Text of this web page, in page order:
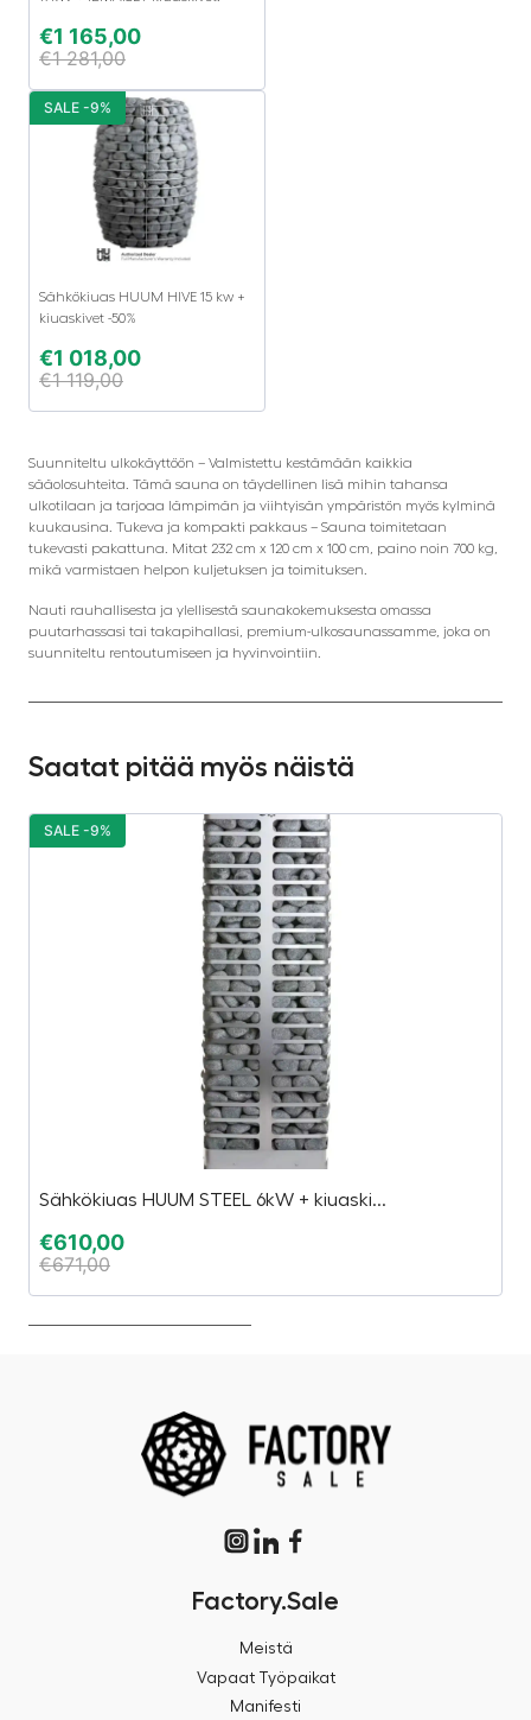
€1 165,00
€1 281,00
Sähkökiuas HUUM HIVE 15 kw +
kiuaskivet -50%
€1 018,00
€1 119,00
SALE -9%
Suunniteltu ulkokäyttöön – Valmistettu kestämään kaikkia
sääolosuhteita. Tämä sauna on täydellinen lisä mihin tahansa
ulkotilaan ja tarjoaa lämpimän ja viihtyisän ympäristön myös kylminä
kuukausina. Tukeva ja kompakti pakkaus – Sauna toimitetaan
tukevasti pakattuna. Mitat 232 cm x 120 cm x 100 cm, paino noin 700 kg,
mikä varmistaen helpon kuljetuksen ja toimituksen.
Nauti rauhallisesta ja ylellisestä saunakokemuksesta omassa
puutarhassasi tai takapihallasi, premium-ulkosaunassamme, joka on
suunniteltu rentoutumiseen ja hyvinvointiin.
Saatat pitää myös näistä
Sähkökiuas HUUM STEEL 6kW + kiuaski...
€610,00
€671,00
SALE -9%
Factory.Sale
Meistä
Vapaat Työpaikat
Manifesti